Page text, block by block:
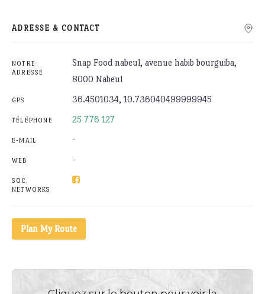
ADRESSE & CONTACT
NOTRE
ADRESSE
Snap Food nabeul, avenue habib bourguiba,
8000 Nabeul
GPS 36.4501034, 10.736040499999945
TÉLÉPHONE 25 776 127
E-MAIL -
WEB -
SOC.
NETWORKS
Plan My Route